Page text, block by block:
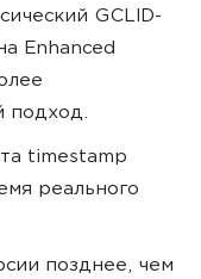
GCLID-
Enhanced
подход.
timestamp
реального
позднее, чем